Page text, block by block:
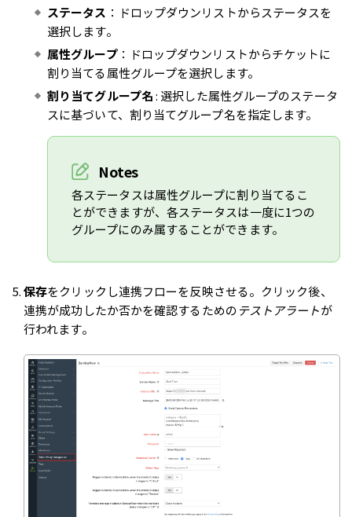
ステータス ：ドロップダウンリストからステータスを
選択します。
属性グループ：ドロップダウンリストからチケットに
割り当てる属性グループを選択します。
割り当てグループ名: 選択した属性グループのステータ
スに基づいて、割り当てグループ名を指定します。
Notes
各ステータスは属性グループに割り当てるこ
とができますが、各ステータスは一度に1つの
グループにのみ属することができます。
保存をクリックし連携フローを反映させる。クリック後、
連携が成功したか否かを確認するためのテストアラートが
行われます。